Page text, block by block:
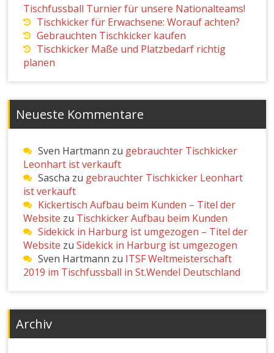
Tischfussball Turnier für unsere Nationalteams!
Tischkicker für Erwachsene: Worauf achten?
Gebrauchten Tischkicker kaufen
Tischkicker Maße und Platzbedarf richtig
planen
Neueste Kommentare
Sven Hartmann zu gebrauchter Tischkicker
Leonhart ist verkauft
Sascha zu gebrauchter Tischkicker Leonhart
ist verkauft
Kickertisch Aufbau beim Kunden – Titel der
Website zu Tischkicker Aufbau beim Kunden
Sidekick in Harburg ist umgezogen – Titel der
Website zuSidekick in Harburg ist umgezogen
Sven Hartmann zu ITSF Weltmeisterschaft
2019 im Tischfussball in St.Wendel Deutschland
Archiv